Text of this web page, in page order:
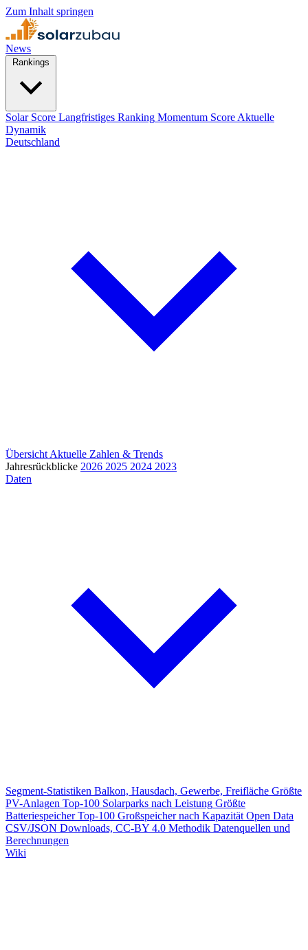
Zum Inhalt springen
News
Solar Score Langfristiges Ranking Momentum Score Aktuelle
Dynamik
Deutschland
Übersicht Aktuelle Zahlen & Trends
Jahresrückblicke 2026 2025 2024 2023
Daten
Segment-Statistiken Balkon, Hausdach, Gewerbe, Freifläche Größte
PV-Anlagen Top-100 Solarparks nach Leistung Größte
Batteriespeicher Top-100 Großspeicher nach Kapazität Open Data
CSV/JSON Downloads, CC-BY 4.0 Methodik Datenquellen und
Berechnungen
Wiki